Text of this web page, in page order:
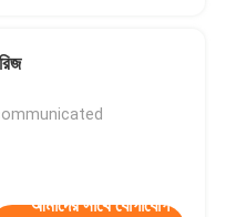
আমাদের সাথে যোগাযোগ